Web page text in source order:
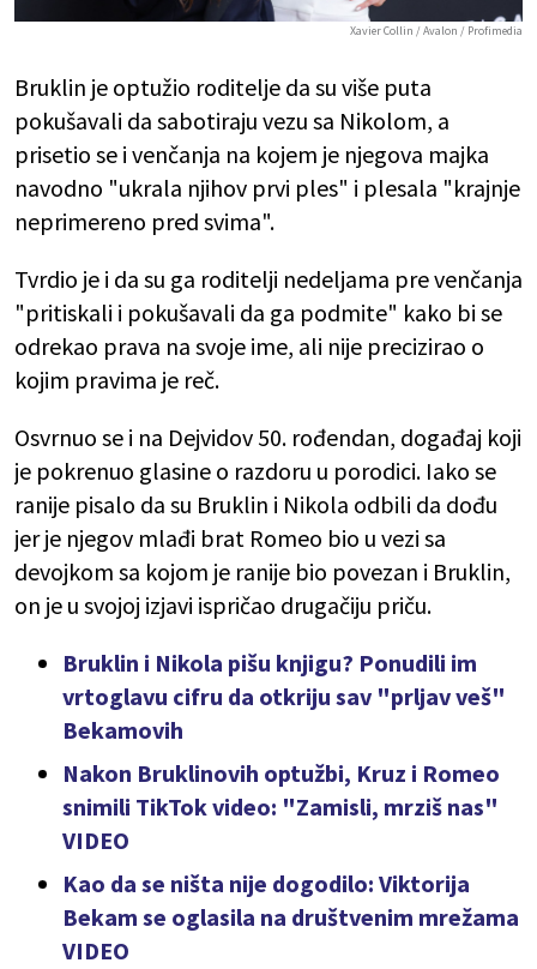
Xavier Collin / Avalon / Profimedia
Bruklin je optužio roditelje da su više puta
pokušavali da sabotiraju vezu sa Nikolom, a
prisetio se i venčanja na kojem je njegova majka
navodno "ukrala njihov prvi ples" i plesala "krajnje
neprimereno pred svima".
Tvrdio je i da su ga roditelji nedeljama pre venčanja
"pritiskali i pokušavali da ga podmite" kako bi se
odrekao prava na svoje ime, ali nije precizirao o
kojim pravima je reč.
Osvrnuo se i na Dejvidov 50. rođendan, događaj koji
je pokrenuo glasine o razdoru u porodici. Iako se
ranije pisalo da su Bruklin i Nikola odbili da dođu
jer je njegov mlađi brat Romeo bio u vezi sa
devojkom sa kojom je ranije bio povezan i Bruklin,
on je u svojoj izjavi ispričao drugačiju priču.
Bruklin i Nikola pišu knjigu? Ponudili im
vrtoglavu cifru da otkriju sav "prljav veš"
Bekamovih
Nakon Bruklinovih optužbi, Kruz i Romeo
snimili TikTok video: "Zamisli, mrziš nas"
VIDEO
Kao da se ništa nije dogodilo: Viktorija
Bekam se oglasila na društvenim mrežama
VIDEO